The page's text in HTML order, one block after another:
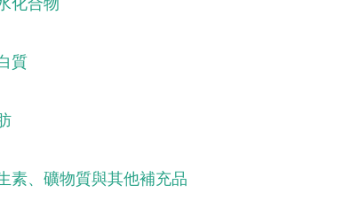
化合物
質
素、礦物質與其他補充品